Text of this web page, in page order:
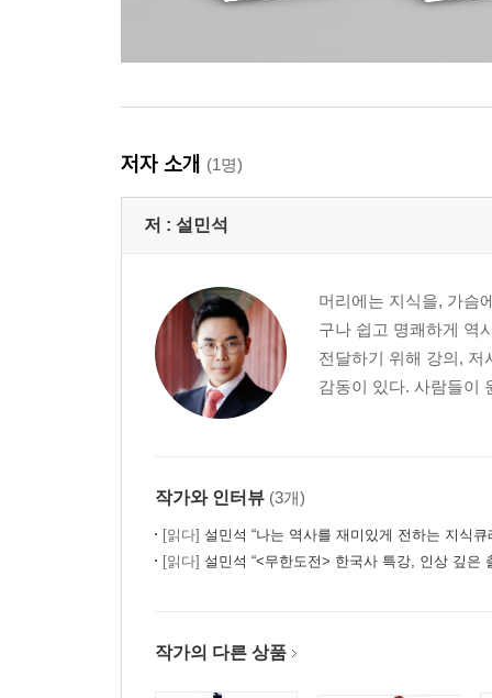
저자 소개 (1명)
저 : 설민석
머리에는 지식을, 가슴
구나 쉽고 명쾌하게 역
전달하기 위해 강의,
감동이 있다. 사람들이
작가와 인터뷰 (3개)
[읽다] 설민석 “나는 역사를 재미있게 전하는 지식큐
[읽다] 설민석 “<무한도전> 한국사 특강, 인상 깊은
작가의 다른 상품